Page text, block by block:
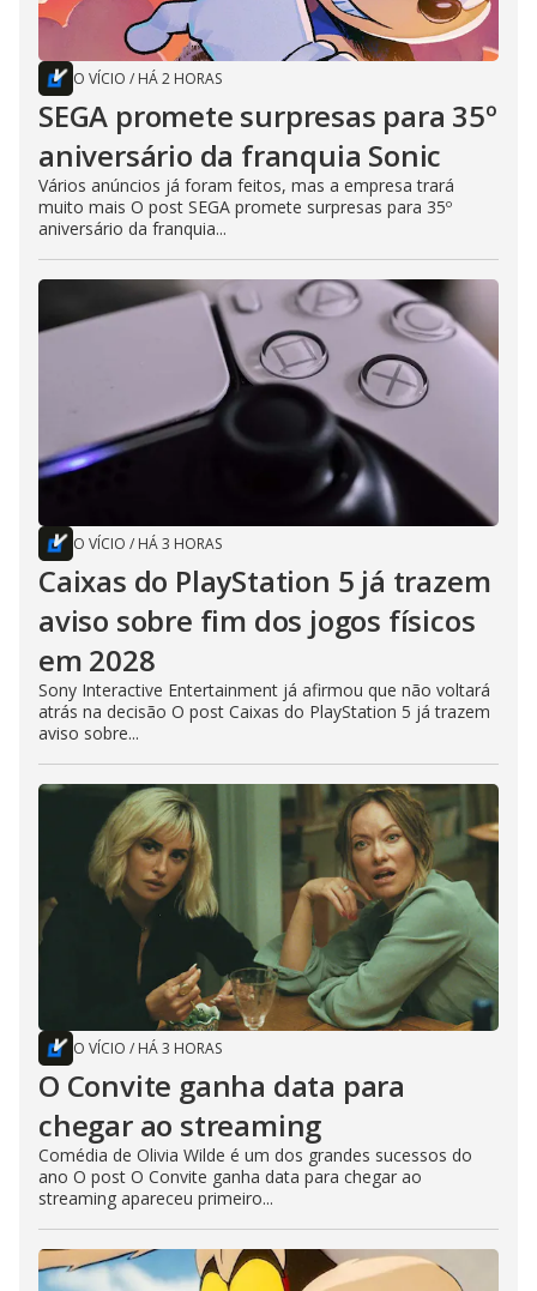
O VÍCIO / HÁ 2 HORAS
SEGA promete surpresas para 35º
aniversário da franquia Sonic
Vários anúncios já foram feitos, mas a empresa trará
muito mais O post SEGA promete surpresas para 35º
aniversário da franquia...
O VÍCIO / HÁ 3 HORAS
Caixas do PlayStation 5 já trazem
aviso sobre fim dos jogos físicos
em 2028
Sony Interactive Entertainment já afirmou que não voltará
atrás na decisão O post Caixas do PlayStation 5 já trazem
aviso sobre...
O VÍCIO / HÁ 3 HORAS
O Convite ganha data para
chegar ao streaming
Comédia de Olivia Wilde é um dos grandes sucessos do
ano O post O Convite ganha data para chegar ao
streaming apareceu primeiro...